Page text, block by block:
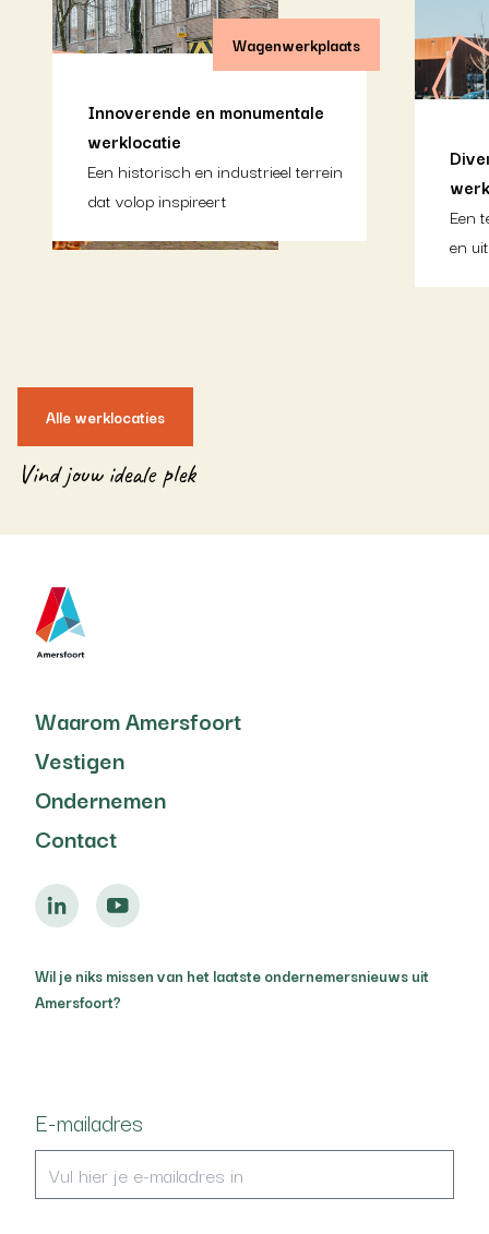
Wagenwerkplaats
Innoverende en monumentale
werklocatie
Een historisch en industrieel terrein
dat volop inspireert
Een
en
Alle werklocaties
Vind jouw ideale plek
Waarom Amersfoort
Vestigen
Ondernemen
Contact
Wil je niks missen van het laatste ondernemersnieuws uit
Amersfoort?
E-mailadres